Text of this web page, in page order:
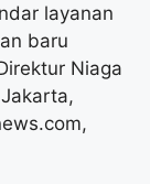
layanan
baru
Niaga